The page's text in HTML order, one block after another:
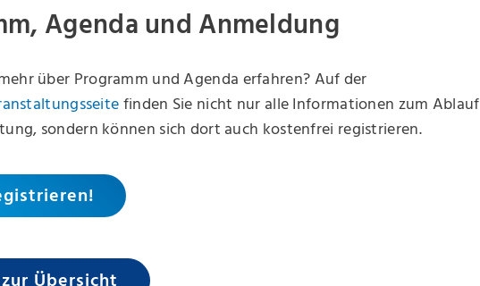
Agenda und Anmeldung
über Programm und Agenda erfahren? Auf der
finden Sie nicht nur alle Informationen zum Ablauf
sondern können sich dort auch kostenfrei registrieren.
Übersicht